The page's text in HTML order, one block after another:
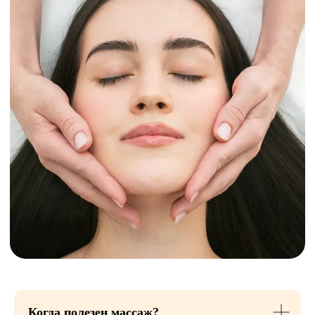
Здоровый цвет и сияние
Улучшается кровообращение и лимфоток,
клетки насыщаются кислородом, проходят
следы усталости. Цвет лица выглядит
ровным и сияющим.
Миофасциальный и классический
массажи лица для подтяжки
корректируют контур лица, укрепляют
фасции, убирают «брыли» и возвращают
четкость линий.
Подтяжка
и моделирование
овала лица